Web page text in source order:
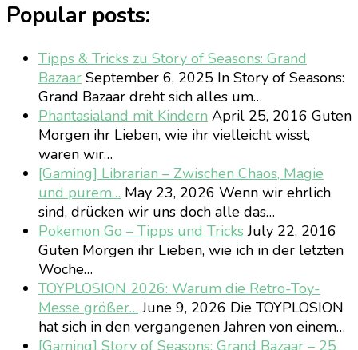
Popular posts:
Tipps & Tricks zu Story of Seasons: Grand
Bazaar September 6, 2025 In Story of Seasons:
Grand Bazaar dreht sich alles um…
Phantasialand mit Kindern April 25, 2016 Guten
Morgen ihr Lieben, wie ihr vielleicht wisst,
waren wir…
[Gaming] Librarian – Zwischen Chaos, Magie
und purem… May 23, 2026 Wenn wir ehrlich
sind, drücken wir uns doch alle das…
Pokemon Go – Tipps und TricksJuly 22, 2016
Guten Morgen ihr Lieben, wie ich in der letzten
Woche…
TOYPLOSION 2026: Warum die Retro-Toy-
Messe größer… June 9, 2026 Die TOYPLOSION
hat sich in den vergangenen Jahren von einem…
[Gaming] Story of Seasons: Grand Bazaar – 25